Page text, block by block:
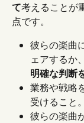
て考えることが
点です。
彼らの楽曲
ェアするか
明確な判断
業務や戦略
受けること。
彼らの楽曲